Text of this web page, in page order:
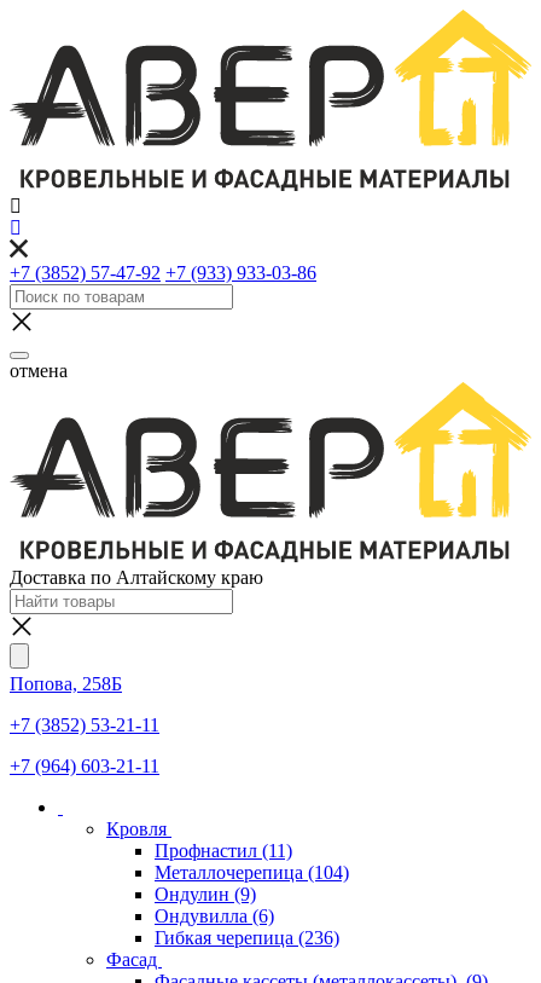
+7 (3852) 57-47-92 +7 (933) 933-03-86
отмена
Доставка по Алтайскому краю
Попова, 258Б
+7 (3852) 53-21-11
+7 (964) 603-21-11
Кровля
Профнастил (11)
Металлочерепица (104)
Ондулин (9)
Ондувилла (6)
Гибкая черепица (236)
Фасад